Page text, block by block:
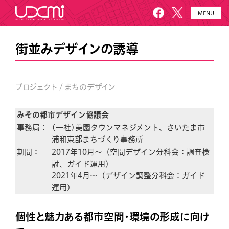
MENU
HOME UDCMiとは
プロジェクト
メールニュース
街並みデザインの誘導
プロジェクト / まちのデザイン
みその都市デザイン協議会
事務局：
(一社)美園タウンマネジメント、さいたま市
浦和東部まちづくり事務所
期間：
2017年10月〜（空間デザイン分科会：調査検
討、ガイド運用）
2021年4月〜（デザイン調整分科会：ガイド
運用)
個性と魅力ある都市空間・環境の形成に向け